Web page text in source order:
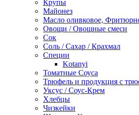
Крупы
Майонез
Масло оливковое,
Овощи / Овощные смеси
Сок
Соль / Сахар / Крахмал
Специи
Kotanyi
Томатные Соуса
Трюфель и продукция с
Уксус / Соус-Крем
Хлебцы
Чизкейки